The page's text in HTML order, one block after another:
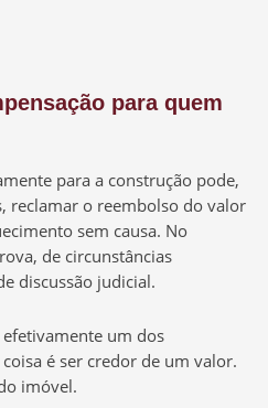
para quem
para a construção pode,
reclamar o reembolso do valor
sem causa. No
de circunstâncias
discussão judicial.
um dos
é ser credor de um valor.
imóvel.